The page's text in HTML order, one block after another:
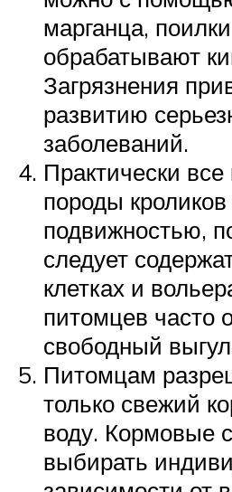
марганца,
обрабатывают
Загрязнения
развитию
заболеваний.
Практически
породы
подвижностью,
следует
клетках и
питомцев часто
свободный
Питомцам
только свежий
воду. Кормовые
выбирать